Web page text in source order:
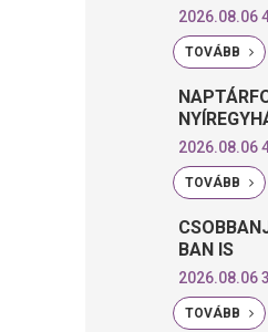
2026.08.06
TOVÁBB
2026.08.06
TOVÁBB
BAN IS
2026.08.06
TOVÁBB